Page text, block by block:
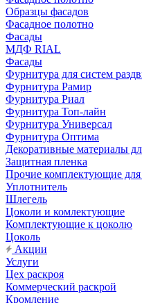
Образцы фасадов
Фасадное полотно
Фасады
МДФ RIAL
Фасады
Фурнитура для систем
Фурнитура Рамир
Фурнитура Риал
Фурнитура Топ-лайн
Фурнитура Универсал
Фурнитура Оптима
Декоративные материалы
Защитная пленка
Прочие комплектующие для
Уплотнитель
Шлегель
Цоколи и комлектующие
Комплектующие к цоколю
Цоколь
Акции
Услуги
Цех раскроя
Коммерческий раскрой
Кромление